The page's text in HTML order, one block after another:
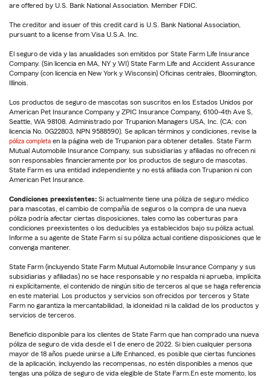
are offered by U.S. Bank National Association. Member FDIC.
The creditor and issuer of this credit card is U.S. Bank National Association,
pursuant to a license from Visa U.S.A. Inc.
El seguro de vida y las anualidades son emitidos por State Farm Life Insurance
Company. (Sin licencia en MA, NY y WI) State Farm Life and Accident Assurance
Company (con licencia en New York y Wisconsin) Oficinas centrales, Bloomington,
Illinois.
Los productos de seguro de mascotas son suscritos en los Estados Unidos por
American Pet Insurance Company y ZPIC Insurance Company, 6100-4th Ave S,
Seattle, WA 98108. Administrado por Trupanion Managers USA, Inc. (CA: con
licencia No. 0G22803, NPN 9588590). Se aplican términos y condiciones, revise la
póliza completa en la página web de Trupanion para obtener detalles. State Farm
Mutual Automobile Insurance Company, sus subsidiarias y afiliadas no ofrecen ni
son responsables financieramente por los productos de seguro de mascotas.
State Farm es una entidad independiente y no está afiliada con Trupanion ni con
American Pet Insurance.
Condiciones preexistentes: Si actualmente tiene una póliza de seguro médico
para mascotas, el cambio de compañía de seguros o la compra de una nueva
póliza podría afectar ciertas disposiciones, tales como las coberturas para
condiciones preexistentes o los deducibles ya establecidos bajo su póliza actual.
Informe a su agente de State Farm si su póliza actual contiene disposiciones que le
convenga mantener.
State Farm (incluyendo State Farm Mutual Automobile Insurance Company y sus
subsidiarias y afiliadas) no se hace responsable y no respalda ni aprueba, implícita
ni explícitamente, el contenido de ningún sitio de terceros al que se haga referencia
en este material. Los productos y servicios son ofrecidos por terceros y State
Farm no garantiza la mercantabilidad, la idoneidad ni la calidad de los productos y
servicios de terceros.
Beneficio disponible para los clientes de State Farm que han comprado una nueva
póliza de seguro de vida desde el 1 de enero de 2022. Si bien cualquier persona
mayor de 18 años puede unirse a Life Enhanced, es posible que ciertas funciones
de la aplicación, incluyendo las recompensas, no estén disponibles a menos que
tengas una póliza de seguro de vida elegible de State Farm.En este momento, los